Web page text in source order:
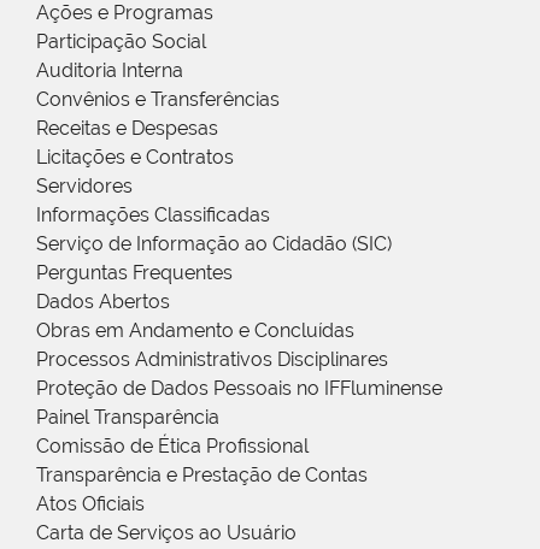
Ações e Programas
Participação Social
Auditoria Interna
Convênios e Transferências
Receitas e Despesas
Licitações e Contratos
Servidores
Informações Classificadas
Serviço de Informação ao Cidadão (SIC)
Perguntas Frequentes
Dados Abertos
Obras em Andamento e Concluídas
Processos Administrativos Disciplinares
Proteção de Dados Pessoais no IFFluminense
Painel Transparência
Comissão de Ética Profissional
Transparência e Prestação de Contas
Atos Oficiais
Carta de Serviços ao Usuário